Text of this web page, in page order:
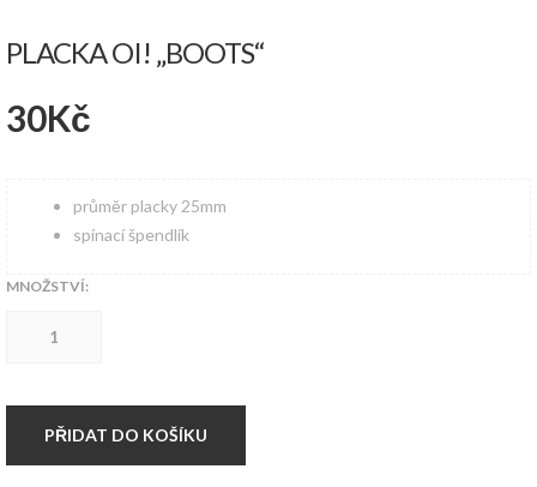
PLACKA OI! „BOOTS“
30Kč
průměr placky 25mm
spínací špendlík
MNOŽSTVÍ:
PŘIDAT DO KOŠÍKU